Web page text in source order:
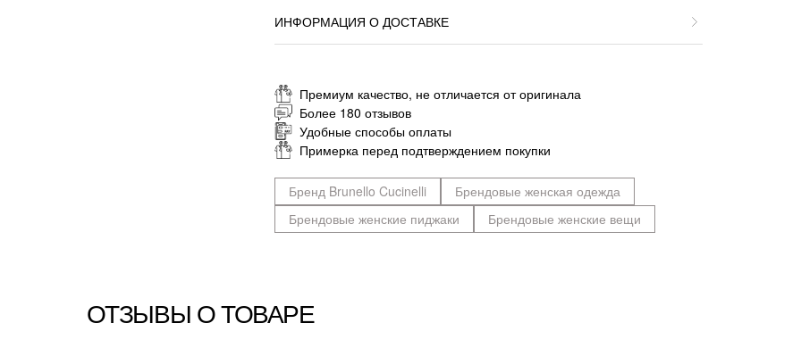
ИНФОРМАЦИЯ О ДОСТАВКЕ
Премиум качество, не отличается от оригинала
Более 180 отзывов
Удобные способы оплаты
Примерка перед подтверждением покупки
Бренд Brunello Cucinelli
Брендовые женская одежда
Брендовые женские пиджаки
Брендовые женские вещи
ОТЗЫВЫ О ТОВАРЕ